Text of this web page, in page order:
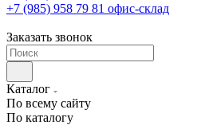
+7 (985) 958 79 81 офис-склад
Заказать звонок
Каталог
По всему сайту
По каталогу